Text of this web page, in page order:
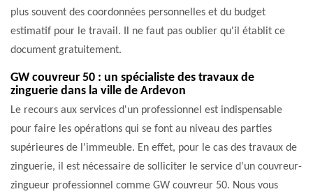
plus souvent des coordonnées personnelles et du budget
estimatif pour le travail. Il ne faut pas oublier qu'il établit ce
document gratuitement.
GW couvreur 50 : un spécialiste des travaux de
zinguerie dans la ville de Ardevon
Le recours aux services d'un professionnel est indispensable
pour faire les opérations qui se font au niveau des parties
supérieures de l'immeuble. En effet, pour le cas des travaux de
zinguerie, il est nécessaire de solliciter le service d'un couvreur-
zingueur professionnel comme GW couvreur 50. Nous vous